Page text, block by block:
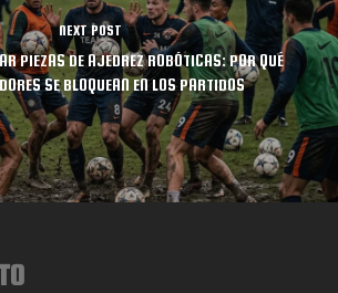
NEXT POST
PIEZAS DE AJEDREZ ROBÓTICAS: POR QUÉ
SE BLOQUEAN EN LOS PARTIDOS